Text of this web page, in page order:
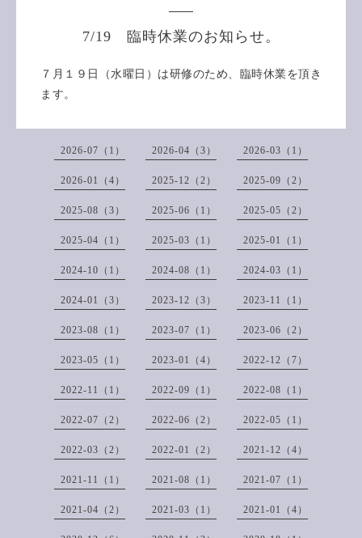
7/19 臨時休業のお知らせ。
７月１９日（水曜日）は研修のため、臨時休業を頂き
ます。
2026-07（1） 2026-04（3） 2026-03（1）
2026-01（4） 2025-12（2） 2025-09（2）
2025-08（3） 2025-06（1） 2025-05（2）
2025-04（1） 2025-03（1） 2025-01（1）
2024-10（1） 2024-08（1） 2024-03（1）
2024-01（3） 2023-12（3） 2023-11（1）
2023-08（1） 2023-07（1） 2023-06（2）
2023-05（1） 2023-01（4） 2022-12（7）
2022-11（1） 2022-09（1） 2022-08（1）
2022-07（2） 2022-06（2） 2022-05（1）
2022-03（2） 2022-01（2） 2021-12（4）
2021-11（1） 2021-08（1） 2021-07（1）
2021-04（2） 2021-03（1） 2021-01（4）